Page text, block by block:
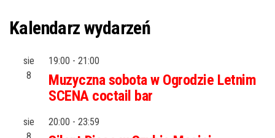
Kalendarz wydarzeń
sie
8
19:00 - 21:00
Muzyczna sobota w Ogrodzie Letnim
SCENA coctail bar
sie
20:00 - 23:59